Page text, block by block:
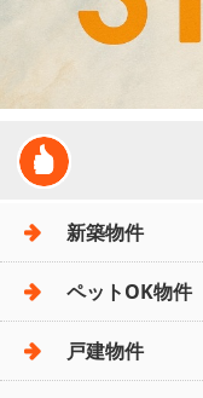
新築物件
ペットOK物件
戸建物件